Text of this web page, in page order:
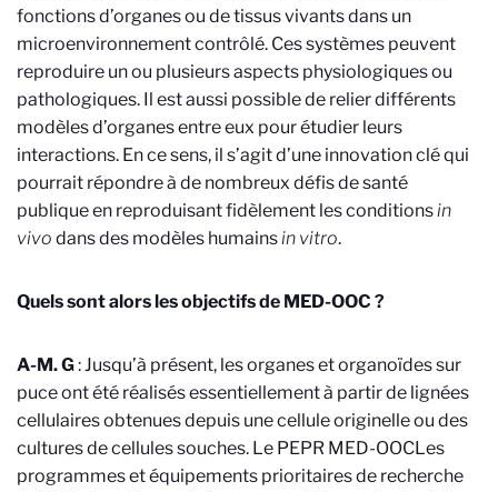
fonctions d’organes ou de tissus vivants dans un
microenvironnement contrôlé. Ces systèmes peuvent
reproduire un ou plusieurs aspects physiologiques ou
pathologiques. Il est aussi possible de relier différents
modèles d’organes entre eux pour étudier leurs
interactions. En ce sens, il s’agit d’une innovation clé qui
pourrait répondre à de nombreux défis de santé
publique en reproduisant fidèlement les conditionsin
vivo dans des modèles humainsin vitro.
Quels sont alors les objectifs de MED-OOC ?
A-M. G: Jusqu’à présent, les organes et organoïdes sur
puce ont été réalisés essentiellement à partir de lignées
cellulaires obtenues depuis une cellule originelle ou des
cultures de cellules souches. Le PEPR MED-OOCLes
programmes et équipements prioritaires de recherche